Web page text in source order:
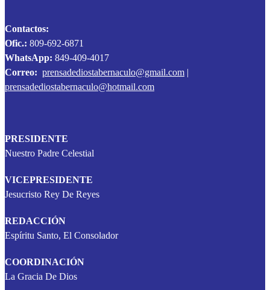
Contactos:
Ofic.: 809-692-6871
WhatsApp: 849-409-4017
Correo: prensadediostabernaculo@gmail.com |
prensadediostabernaculo@hotmail.com
PRESIDENTE
Nuestro Padre Celestial
VICEPRESIDENTE
Jesucristo Rey De Reyes
REDACCIÓN
Espíritu Santo, El Consolador
COORDINACIÓN
La Gracia De Dios